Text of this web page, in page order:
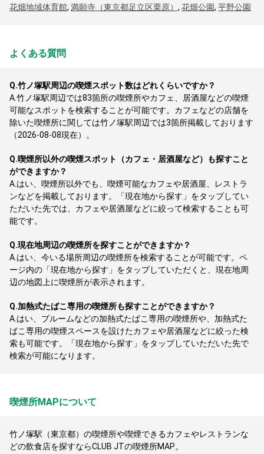
花畑地域体育館, 満願寺（東京都足立区栗原） , 花畑公園, 平野公園
よくある質問
Q.竹ノ塚駅周辺の喫煙スポット数はどれくらいですか？
A.竹ノ塚駅周辺では83箇所の喫煙所やカフェ、居酒屋などの喫煙
可能なスポットを検索することが可能です。カフェなどの店舗を
除いた喫煙所に関しては竹ノ塚駅周辺では3箇所掲載しております
（2026-08-08現在）。
Q.喫煙所以外の喫煙スポット（カフェ・居酒屋など）も探すこと
ができますか？
A. はい、喫煙所以外でも、喫煙可能なカフェや居酒屋、レストラ
ンなどを掲載しております。「現在地から探す」をタップしてい
ただいた先では、カフェや居酒屋などに絞って検索することも可
能です。
Q.現在地周辺の喫煙所を探すことができますか？
A. はい、今いる場所周辺の喫煙所を検索することが可能です。ペ
ージ内の「現在地から探す」をタップしていただくと、現在地周
辺の地図上に喫煙所が表示されます。
Q.加熱式たばこ専用の喫煙所も探すことができますか？
A. はい、プルームなどの加熱式たばこ専用の喫煙所や、加熱式た
ばこ専用の喫煙スペースを設けたカフェや居酒屋などに絞った検
索も可能です。「現在地から探す」をタップしていただいた先で
検索が可能になります。
喫煙所MAPについて
竹ノ塚駅（東京都）の喫煙所や喫煙できるカフェやレストランな
どの飲食店を探すならCLUB JTの喫煙所MAP。